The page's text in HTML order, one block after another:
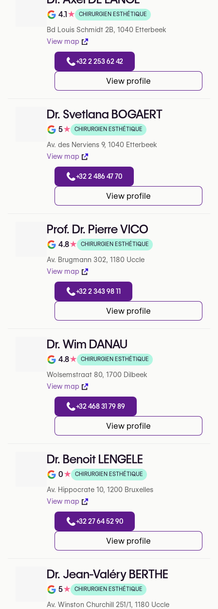
Note de 4.1 sur 5 sur Google
4.1★ CHIRURGIEN ESTHÉTIQUE
Bd Louis Schmidt 2B, 1040 Etterbeek
View map
+32 2 253 62 42
View profile
Dr. Svetlana BOGAERT
Note de 5 sur 5 sur Google
5★ CHIRURGIEN ESTHÉTIQUE
Av. des Nerviens 9, 1040 Etterbeek
View map
+32 2 486 47 70
View profile
Prof. Dr. Pierre VICO
Note de 4.8 sur 5 sur Google
4.8★ CHIRURGIEN ESTHÉTIQUE
Av. Brugmann 302, 1180 Uccle
View map
+32 2 343 98 11
View profile
Dr. Wim DANAU
Note de 4.8 sur 5 sur Google
4.8★ CHIRURGIEN ESTHÉTIQUE
Wolsemstraat 80, 1700 Dilbeek
View map
+32 468 31 79 89
View profile
Dr. Benoit LENGELE
Note de 0 sur 5 sur Google
0★ CHIRURGIEN ESTHÉTIQUE
Av. Hippocrate 10, 1200 Bruxelles
View map
+32 27 64 52 90
View profile
Dr. Jean-Valéry BERTHE
Note de 5 sur 5 sur Google
5★ CHIRURGIEN ESTHÉTIQUE
Av. Winston Churchill 251/1, 1180 Uccle